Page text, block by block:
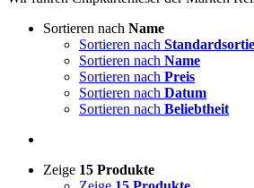
Sortieren nach Name
Sortieren nach
Sortieren nach Name
Sortieren nach Preis
Sortieren nach Datum
Sortieren nach Beliebtheit
Zeige 15 Produkte